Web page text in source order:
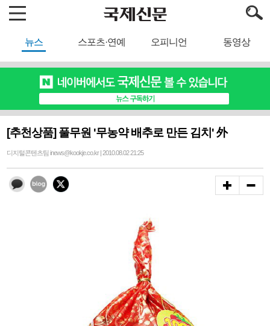
뉴스 스포츠·연예 오피니언 동영상
[추천상품] 풀무원 '무농약 배추로 만든 김치' 外
디지털콘텐츠팀 inews@kookje.co.kr | 2010.08.02 21:25